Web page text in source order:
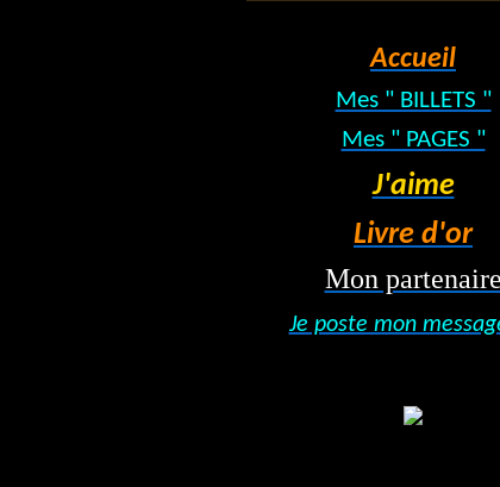
Accueil
Mes " BILLETS "
Mes " PAGES "
J'aime
Livre d'or
Mon partenaire
Je poste mon